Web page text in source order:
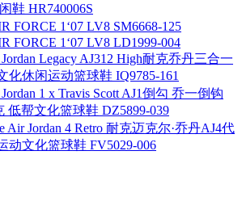
鞋 HR740006S
FORCE 1‘07 LV8 SM6668-125
FORCE 1‘07 LV8 LD1999-004
Legacy AJ312 High耐克乔丹三合一
化休闲运动篮球鞋 IQ9785-161
1 x Travis Scott AJ1倒勾 乔一倒钩
低帮文化篮球鞋 DZ5899-039
Air Jordan 4 Retro 耐克迈克尔·乔丹AJ4代
动文化篮球鞋 FV5029-006